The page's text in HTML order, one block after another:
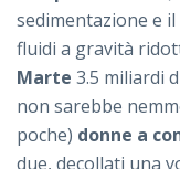
sedimentazione e
fluidi a gravità
Marte 3.5 miliardi
non sarebbe
poche) donne a
due, decollati una